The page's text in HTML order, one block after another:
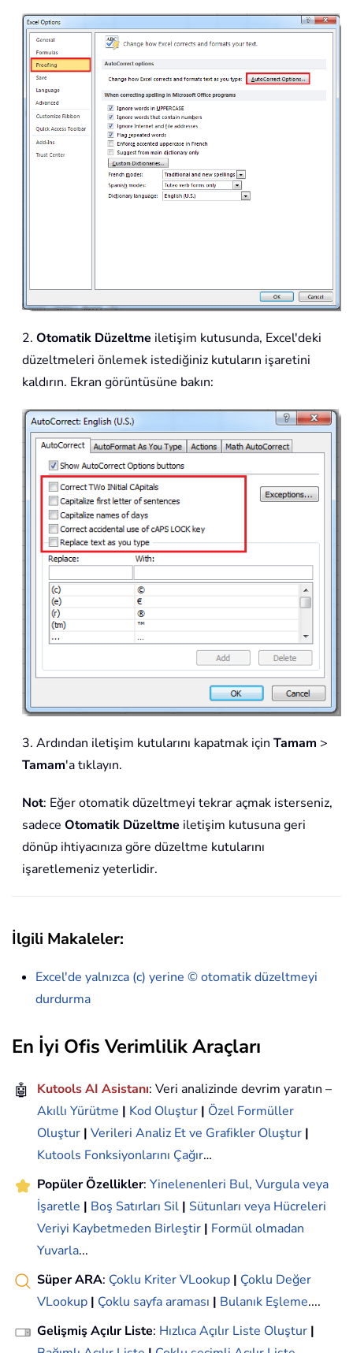
2. Otomatik Düzeltme iletişim kutusunda, Excel'deki
düzeltmeleri önlemek istediğiniz kutuların işaretini
kaldırın. Ekran görüntüsüne bakın:
3. Ardından iletişim kutularını kapatmak için Tamam >
Tamam'a tıklayın.
Not: Eğer otomatik düzeltmeyi tekrar açmak isterseniz,
sadece Otomatik Düzeltme iletişim kutusuna geri
dönüp ihtiyacınıza göre düzeltme kutularını
işaretlemeniz yeterlidir.
İlgili Makaleler:
Excel'de yalnızca (c) yerine © otomatik düzeltmeyi
durdurma
En İyi Ofis Verimlilik Araçları
🤖 Kutools AI Asistanı: Veri analizinde devrim yaratın –
Akıllı Yürütme | Kod Oluştur | Özel Formüller
Oluştur | Verileri Analiz Et ve Grafikler Oluştur |
Kutools Fonksiyonlarını Çağır…
Popüler Özellikler: Yinelenenleri Bul, Vurgula veya
İşaretle | Boş Satırları Sil | Sütunları veya Hücreleri
Veriyi Kaybetmeden Birleştir | Formül olmadan
Yuvarla...
Süper ARA: Çoklu Kriter VLookup | Çoklu Değer
VLookup | Çoklu sayfa araması | Bulanık Eşleme....
Gelişmiş Açılır Liste: Hızlıca Açılır Liste Oluştur |